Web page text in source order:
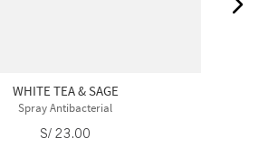
WHITE TEA & SAGE
Spray Antibacterial
S/ 23.00